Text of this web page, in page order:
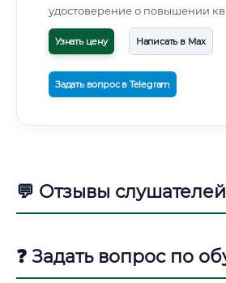
удостоверение о повышении
Узнать цену Написать в Max
Задать вопрос в Telegram
💬 Отзывы слушателей
❓ Задать вопрос по